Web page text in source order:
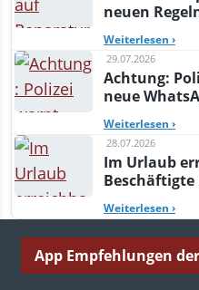
neuen
Weiterlesen ›
29.07.2026
Achtung:
neue
Weiterlesen ›
28.07.2026
Im Urlaub
Weiterlesen ›
App Empfehlungen